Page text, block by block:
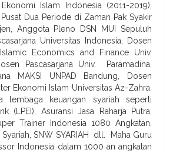
Islam Indonesia (2011-2019),
Dua Periode di Zaman Pak Syakir
Anggota Pleno DSN MUI Sepuluh
Universitas Indonesia, Dosen
Economics and Finance Univ.
Pascasarjana Univ. Paramadina,
MAKSI UNPAD Bandung, Dosen
Ekonomi Islam Universitas Az-Zahra.
lembaga keuangan syariah seperti
(LPEI), Asuransi Jasa Raharja Putra,
Trainer Indonesia 1080 Angkatan,
SNW SYARIAH dll. Maha Guru
Indonesia dalam 1000 an angkatan